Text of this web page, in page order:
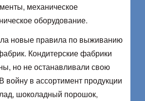
механическое
оборудование.
новые правила по выживанию
Кондитерские фабрики
но не останавливали свою
войну в ассортимент продукции
шоколадный порошок,